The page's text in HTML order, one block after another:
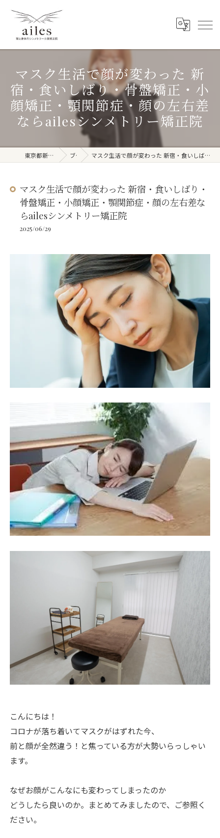
マスク生活で顔が変わった 新
宿・食いしばり・骨盤矯正・小
顔矯正・顎関節症・顔の左右差
ならailesシンメトリー矯正院
東京都新宿周辺の整体ならailes ブログ マスク生活で顔が変わった 新宿・食いしばり・骨盤矯正・小顔矯正・顎関節症・顔の左右差ならailesシンメトリー矯正院
マスク生活で顔が変わった 新宿・食いしばり・
骨盤矯正・小顔矯正・顎関節症・顔の左右差な
らailesシンメトリー矯正院
2025/06/29
こんにちは！
コロナが落ち着いてマスクがはずれた今、
前と顔が全然違う！と焦っている方が大勢いらっしゃい
ます。
なぜお顔がこんなにも変わってしまったのか
どうしたら良いのか。まとめてみましたので、ご参照く
ださい。